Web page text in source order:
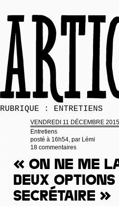
RUBRIQUE : ENTRETIENS
VENDREDI 11 DÉCEMBRE 2015
Entretiens
posté à 16h54, par Lémi
18 commentaires
« On ne me
deux options
secrétaire »